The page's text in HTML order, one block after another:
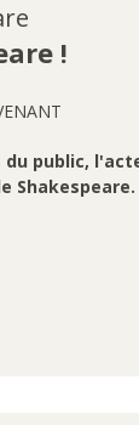
!
public,
Shakespeare.